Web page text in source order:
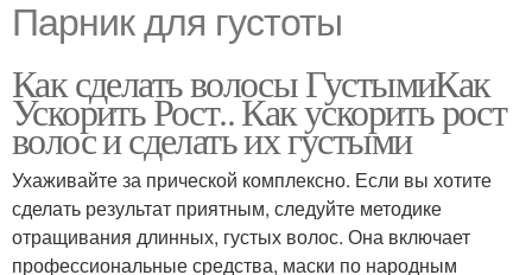
Парник для густоты
Как сделать волосы ГустымиКак
Ускорить Рост.. Как ускорить рост
волос и сделать их густыми
Ухаживайте за прической комплексно. Если вы хотите
сделать результат приятным, следуйте методике
отращивания длинных, густых волос. Она включает
профессиональные средства, маски по народным